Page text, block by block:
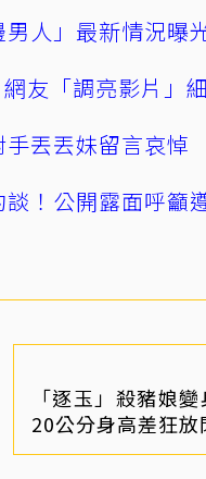
人」最新情況曝
友「調亮影片」
丟丟妹留言哀悼
！公開露面呼籲
「逐玉」殺豬娘
20公分身高差狂放